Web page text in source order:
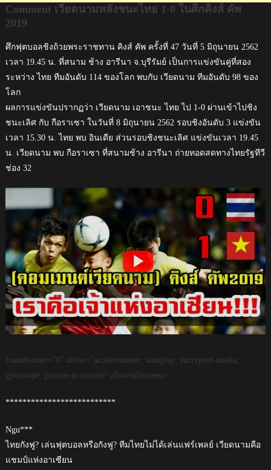
Comment เวียดนามหลังชนะไทย 1-0 ในศึกคิงส์ คัพ
2019
ศึกฟุตบอลชิงถ้วยพระราชทาน คิงส์ คัพ ครั้งที่ 47 วันที่ 5 มิถุนายน 2562
เวลา 19.45 น. ที่สนาม ช้าง อารีนา จ.บุรีรัมย์ เป็นการแข่งขันคู่ที่สอง
ระหว่าง ไทย ทีมอันดับ 114 ของโลก พบกับ เวียดนาม ทีมอันดับ 98 ของ
โลก
ผลการแข่งขันปรากฏว่า เวียดนาม เอาชนะ ไทย ไป 1-0 ผ่านเข้าไปชิง
ชนะเลิศ กับ กือราเซา ในวันที่ 8 มิถุนายน 2562 รอบชิงอันดับ 3 แข่งขัน
เวลา 15.30 น. ไทย พบ อินเดีย ส่วนรอบชิงชนะเลิศ แข่งขันเวลา 19.45
น. เวียดนาม พบ กือราเซา ที่สนามช้าง อารีนา ถ่ายทอดสดทางไทยรัฐทีวี
ช่อง 32
frameborder="0" allow="accelerometer; autoplay; encrypted-media;
gyroscope; picture-in-picture" allowfullscreen>
**************************
Ngu***
ไทยกังฟู? เล่นฟุตบอลหรือกังฟู? ทีมไทยไม่ได้เล่นแฟร์เพลย์ เวียดนามคือ
แชมป์แห่งอาเซียน